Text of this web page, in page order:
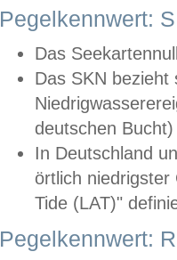
Pegelkennwert:
Das
Das SKN
deutschen
In Deutschland
örtlich
Tide (LAT)"
Pegelkennwert: